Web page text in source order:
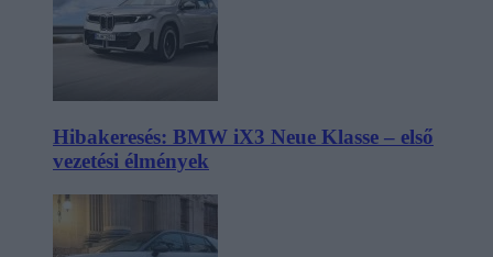
Hibakeresés: BMW iX3 Neue Klasse – első
vezetési élmények